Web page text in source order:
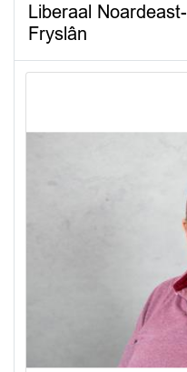
Liberaal Noardeast-
Fryslân